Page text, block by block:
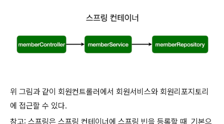
위 그림과 같이 회원컨트롤러에서 회원서비스와 회원리포지토리
에 접근할 수 있다.
참고: 스프링은 스프링 컨테이너에 스프링 빈을 등록할 때 기본으